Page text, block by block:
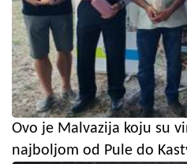
Ovo je Malvazija koju su
najboljom od Pule do